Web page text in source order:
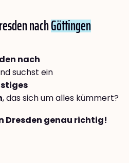
nachGöttingen
nach
suchst ein
, das sich um alles kümmert?
Dresden genau richtig!